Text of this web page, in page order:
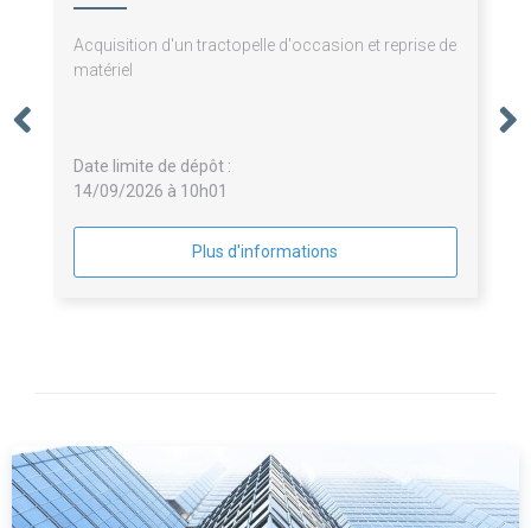
Acquisition d'un tractopelle d'occasion et reprise de
matériel
Date limite de dépôt :
14/09/2026 à 10h01
Plus d'informations